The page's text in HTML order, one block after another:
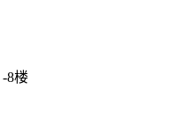
-8楼